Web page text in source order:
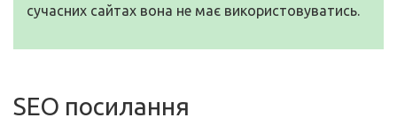
сучасних сайтах вона не має використовуватись.
SEO посилання